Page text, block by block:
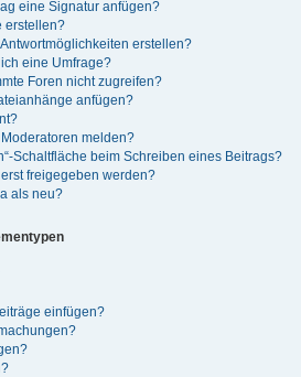
eine Signatur anfügen?
erstellen?
erstellen?
eine Umfrage?
Foren nicht zugreifen?
anfügen?
melden?
Schaltfläche beim Schreiben eines Beitrags?
freigegeben werden?
als neu?
einfügen?